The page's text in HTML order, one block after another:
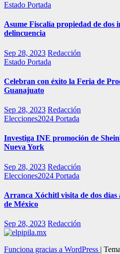
Estado Portada
Asume Fiscalía propiedad de dos
delincuencia
Sep 28, 2023 Redacción
Estado Portada
Celebran con éxito la Feria de
Guanajuato
Sep 28, 2023 Redacción
Elecciones2024 Portada
Investiga INE promoción de
Nueva York
Sep 28, 2023 Redacción
Elecciones2024 Portada
Arranca Xóchitl visita de dos días
de México
Sep 28, 2023 Redacción
Funciona gracias a WordPress |